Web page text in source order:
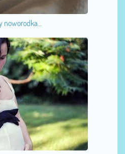
noworodka...